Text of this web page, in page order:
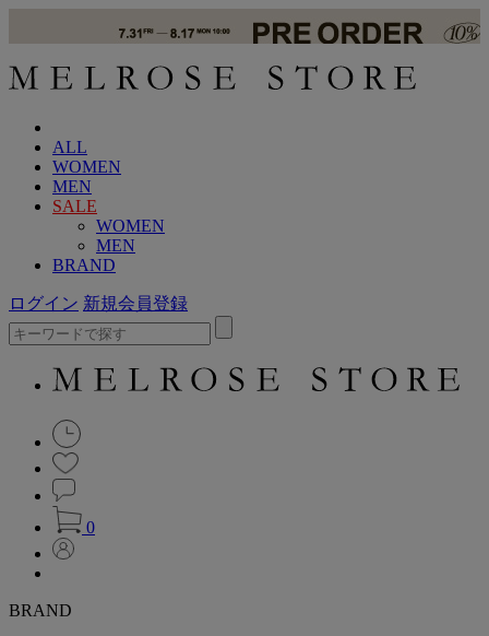
ALL
WOMEN
MEN
SALE
WOMEN
MEN
BRAND
ログイン 新規会員登録
0
BRAND